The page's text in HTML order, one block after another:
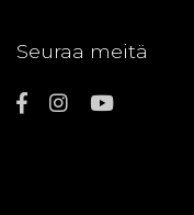
Seuraa meitä